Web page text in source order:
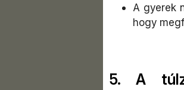
A gyerek
hogy
5. A